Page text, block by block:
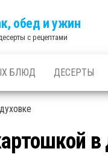
обед и ужин
с рецептами
БЛЮД ДЕСЕРТЫ
в